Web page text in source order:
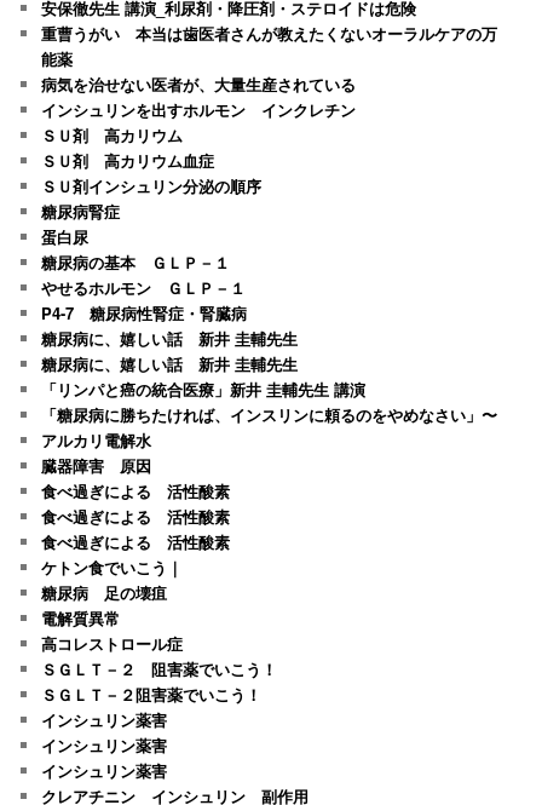
安保徹先生 講演_利尿剤・降圧剤・ステロイドは危険
重曹うがい 本当は歯医者さんが教えたくないオーラルケアの万
能薬
病気を治せない医者が、大量生産されている
インシュリンを出すホルモン インクレチン
ＳＵ剤 高カリウム
ＳＵ剤 高カリウム血症
ＳＵ剤インシュリン分泌の順序
糖尿病腎症
蛋白尿
糖尿病の基本 ＧＬＰ－１
やせるホルモン ＧＬＰ－１
P4-7 糖尿病性腎症・腎臓病
糖尿病に、嬉しい話 新井 圭輔先生
糖尿病に、嬉しい話 新井 圭輔先生
「リンパと癌の統合医療」新井 圭輔先生 講演
「糖尿病に勝ちたければ、インスリンに頼るのをやめなさい」〜
アルカリ電解水
臓器障害 原因
食べ過ぎによる 活性酸素
食べ過ぎによる 活性酸素
食べ過ぎによる 活性酸素
ケトン食でいこう｜
糖尿病 足の壊疽
電解質異常
高コレストロール症
ＳＧＬＴ－２ 阻害薬でいこう！
ＳＧＬＴ－２阻害薬でいこう！
インシュリン薬害
インシュリン薬害
インシュリン薬害
クレアチニン インシュリン 副作用